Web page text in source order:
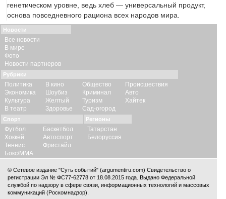
генетическом уровне, ведь хлеб — универсальный продукт,
основа повседневного рациона всех народов мира.
Новости
Все новости
В мире
Фото
Новости партнеров
Рубрики
Политика
Экономика
Культура
В театр
В кино
Шоубиз
Желтый
Здоровье
Общество
Криминал
Туризм
Сад-огород
Происшествия
Авто
Хайтек
Спорт
Футбол
Хоккей
Теннис
Бокс/ММА
Баскетбол
Автоспорт
Фристайл
Регионы
Татарстан
Белоруссия
© Сетевое издание "Суть событий" (argumentiru.com) Свидетельство о
регистрации Эл № ФС77-62778 от 18.08.2015 года. Выдано Федеральной
службой по надзору в сфере связи, информационных технологий и массовых
коммуникаций (Роскомнадзор).